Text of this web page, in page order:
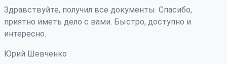
Здравствуйте, получил все документы. Спасибо,
приятно иметь дело с вами. Быстро, доступно и
интересно.
Юрий Шевченко